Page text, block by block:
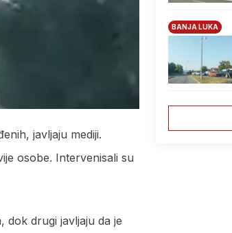
javljaju mediji.
osobe. Intervenisali su
dok drugi javljaju da je
BANJA LUKA